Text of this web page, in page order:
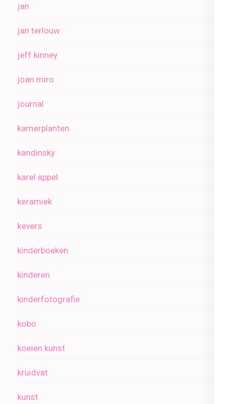
jan
jan terlouw
jeff kinney
joan miro
journal
kamerplanten
kandinsky
karel appel
keramiek
kevers
kinderboeken
kinderen
kinderfotografie
kobo
koeien kunst
kruidvat
kunst